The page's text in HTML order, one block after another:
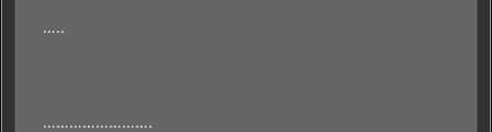
…..
…………………….